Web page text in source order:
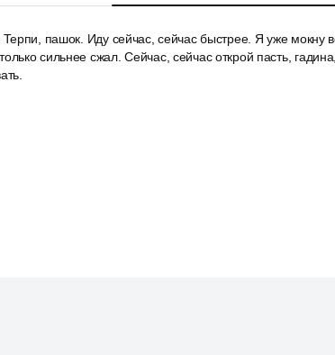
пашок. Иду сейчас, сейчас быстрее. Я уже мокну
сильнее сжал. Сейчас, сейчас открой пасть,